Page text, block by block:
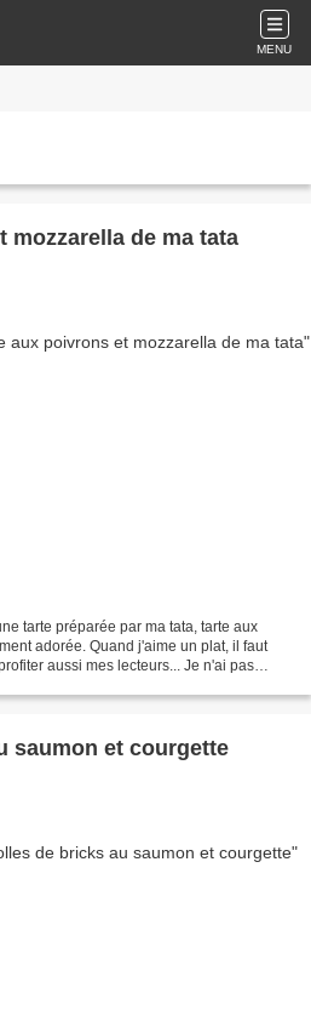
MENU
mozzarella de ma tata
tarte préparée par ma tata, tarte aux
adorée. Quand j'aime un plat, il faut
aussi mes lecteurs... Je n'ai pas
saumon et courgette